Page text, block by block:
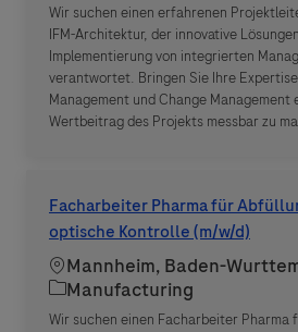
Wir suchen einen erfahrenen
IFM-Architektur, der innovative
Implementierung von integrierten
verantwortet. Bringen Sie Ihre
Management und Change Management
Wertbeitrag des Projekts messbar zu
Facharbeiter Pharma für
optische Kontrolle (m/w/d)
Location
Mannheim, Baden-
Category
Manufacturing
Wir suchen einen Facharbeiter Pharma